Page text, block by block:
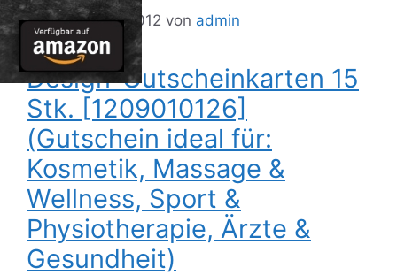
11. Dezember 2012 von admin
Design-Gutscheinkarten 15
Stk. [1209010126]
(Gutschein ideal für:
Kosmetik, Massage &
Wellness, Sport &
Physiotherapie, Ärzte &
Gesundheit)